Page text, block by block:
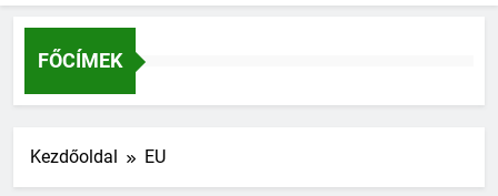
FŐCÍMEK
Kezdőoldal EU